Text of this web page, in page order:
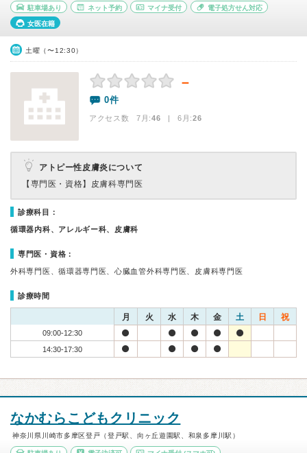
駐車場あり ネット予約 マイナ受付 電子処方せん対応
女医在籍
土曜（〜12:30）
－
0件
アクセス数 7月:46 | 6月:26
アトピー性皮膚炎について
【専門医・資格】 皮膚科専門医
診療科目：
循環器内科、アレルギー科、皮膚科
専門医・資格：
外科専門医、循環器専門医、心臓血管外科専門医、皮膚科専門医
診療時間
月 火 水 木 金 土 日 祝
09:00-12:30
14:30-17:30
なかむらこどもクリニック
神奈川県川崎市多摩区登戸（登戸駅、向ヶ丘遊園駅、和泉多摩川駅）